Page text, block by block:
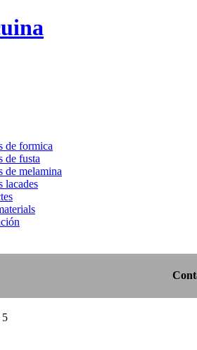
de formica
de fusta
de melamina
lacades
5